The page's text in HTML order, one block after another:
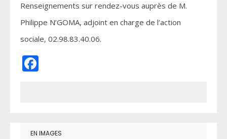
Renseignements sur rendez-vous auprès de M.
Philippe N’GOMA, adjoint en charge de l’action
sociale, 02.98.83.40.06.
EN IMAGES